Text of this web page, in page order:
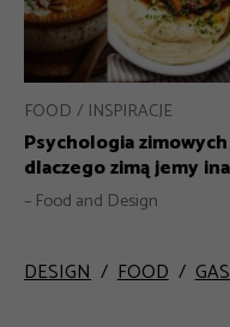
FOOD INSPIRACJE
Psychologia
dlaczego zimą jemy
– Food and Design
DESIGN FOOD